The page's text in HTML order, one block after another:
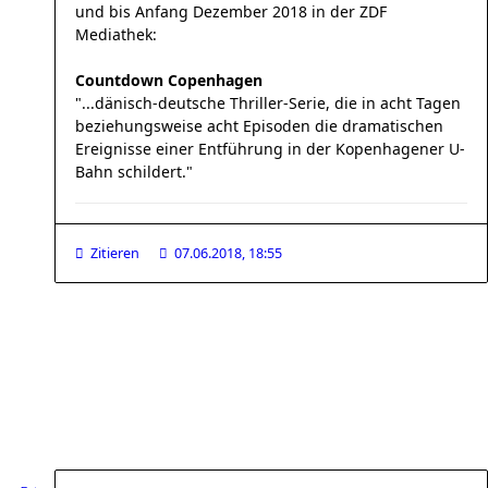
und bis Anfang Dezember 2018 in der ZDF
Mediathek:
Countdown Copenhagen
"...dänisch-deutsche Thriller-Serie, die in acht Tagen
beziehungsweise acht Episoden die dramatischen
Ereignisse einer Entführung in der Kopenhagener U-
Bahn schildert."
Zitieren 07.06.2018, 18:55